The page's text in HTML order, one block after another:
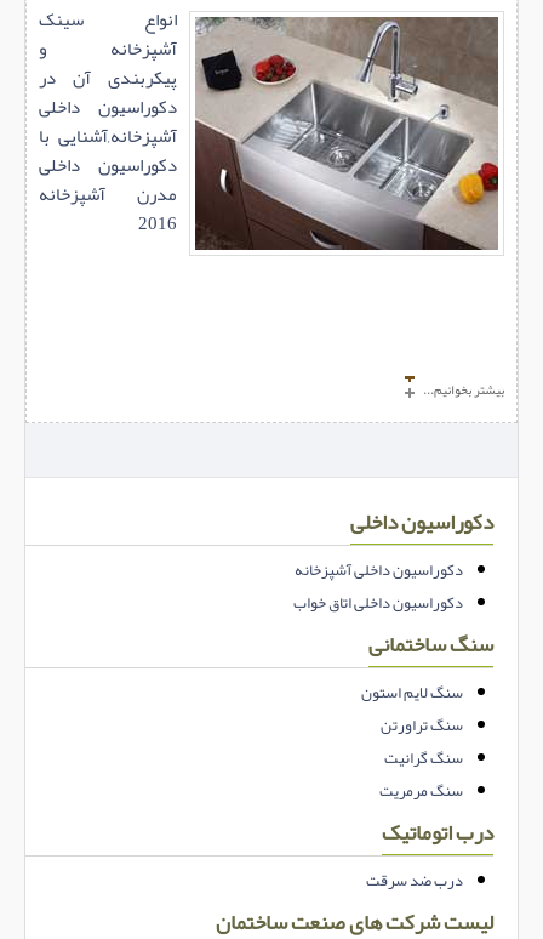
انواع سینک
آشپزخانه و
پیکربندی آن در
دکوراسیون داخلی
آشپزخانه,آشنایی با
دکوراسیون داخلی
مدرن آشپزخانه
2016
بیشتر بخوانیم...
دکوراسیون داخلی
دکوراسیون داخلی آشپزخانه
دکوراسیون داخلی اتاق خواب
سنگ ساختمانی
سنگ لایم استون
سنگ تراورتن
سنگ گرانیت
سنگ مرمریت
درب اتوماتیک
درب ضد سرقت
لیست شرکت های صنعت ساختمان